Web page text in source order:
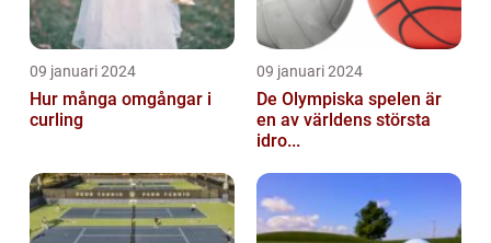
09 januari 2024
Hur många omgångar i
curling
09 januari 2024
De Olympiska spelen är
en av världens största
idro...